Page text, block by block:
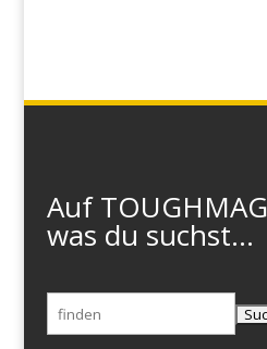
Auf
was du suchst...
Suchen
nach: